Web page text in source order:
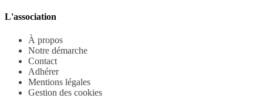
L'association
À propos
Notre démarche
Contact
Adhérer
Mentions légales
Gestion des cookies